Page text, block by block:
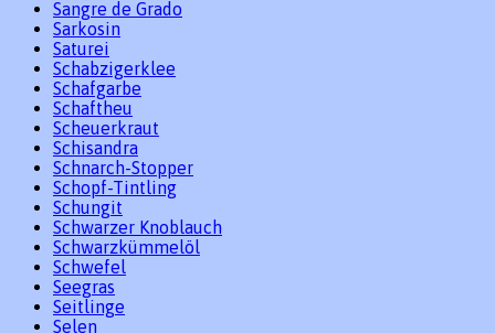
Sangre de Grado
Sarkosin
Saturei
Schabzigerklee
Schafgarbe
Schaftheu
Scheuerkraut
Schisandra
Schnarch-Stopper
Schopf-Tintling
Schungit
Schwarzer Knoblauch
Schwarzkümmelöl
Schwefel
Seegras
Seitlinge
Selen